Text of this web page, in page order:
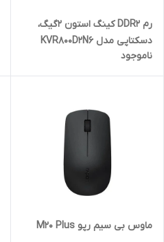
رم DDR2 کینگ استون 2گیگ،
دسکتاپی مدل KVR800D2N6
آکبند
ناموجود
ماوس بی سیم رپو M20 Plus